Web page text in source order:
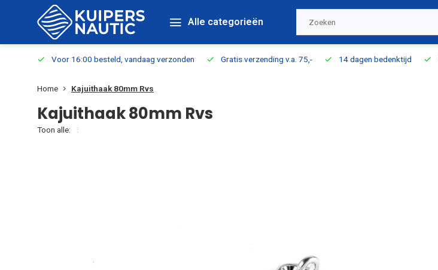
Alle categorieën
Voor 16:00 besteld, vandaag verzonden Gratis verzending v.a. 75,- 14 dagen bedenktijd
Home Kajuithaak 80mm Rvs
Kajuithaak 80mm Rvs
Toon alle: